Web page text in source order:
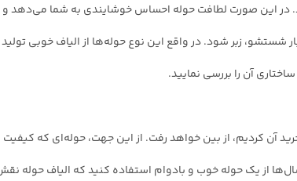
این صورت لطافت حوله احساس خوشایندی به شما می‌دهد
زبر شود. در واقع این نوع حوله‌ها از الیاف خوبی تولید
آن را بررسی نمایید.
آن کردیم، از بین خواهد رفت. از این جهت، حوله‌ای که کیفیت
از یک حوله خوب و بادوام استفاده کنید که الیاف حوله